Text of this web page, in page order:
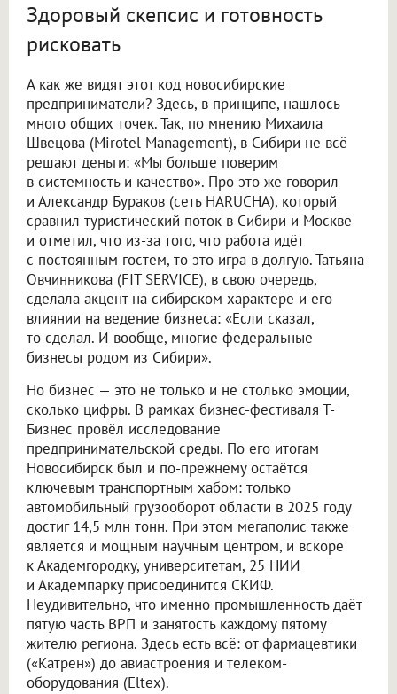
Здоровый скепсис и готовность
рисковать
А как же видят этот код новосибирские
предприниматели? Здесь, в принципе, нашлось
много общих точек. Так, по мнению Михаила
Швецова (Mirotel Management), в Сибири не всё
решают деньги: «Мы больше поверим
в системность и качество». Про это же говорил
и Александр Бураков (сеть HARUCHA), который
сравнил туристический поток в Сибири и Москве
и отметил, что из-за того, что работа идёт
с постоянным гостем, то это игра в долгую. Татьяна
Овчинникова (FIT SERVICE), в свою очередь,
сделала акцент на сибирском характере и его
влиянии на ведение бизнеса: «Если сказал,
то сделал. И вообще, многие федеральные
бизнесы родом из Сибири».
Но бизнес — это не только и не столько эмоции,
сколько цифры. В рамках бизнес-фестиваля Т-
Бизнес провёл исследование
предпринимательской среды. По его итогам
Новосибирск был и по-прежнему остаётся
ключевым транспортным хабом: только
автомобильный грузооборот области в 2025 году
достиг 14,5 млн тонн. При этом мегаполис также
является и мощным научным центром, и вскоре
к Академгородку, университетам, 25 НИИ
и Академпарку присоединится СКИФ.
Неудивительно, что именно промышленность даёт
пятую часть ВРП и занятость каждому пятому
жителю региона. Здесь есть всё: от фармацевтики
(«Катрен») до авиастроения и телеком-
оборудования (Eltex).